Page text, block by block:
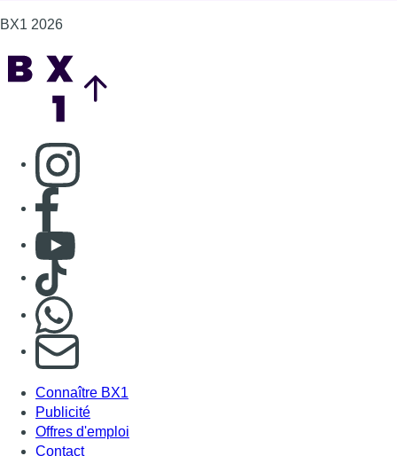
BX1 2026
Consulter page Instagram
Consulter page Facebook
Consulter Youtube
Consulter TikTok
S'abonner à notre newsletter
Connaître BX1
Publicité
Offres d'emploi
Contact